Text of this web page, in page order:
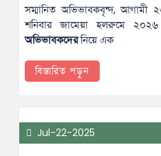
সম্মানিত অভিভাবকবৃন্দ,
শনিবার জামেয়া হলরুমে
অভিভাবকদেরনিয়ে এক
বিস্তারিত পড়ুন
Jul-22-2025